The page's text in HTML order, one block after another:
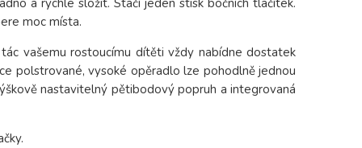
a rychle složit. Stačí jeden stisk bočních tlačítek.
moc místa.
vašemu rostoucímu dítěti vždy nabídne dostatek
polstrované, vysoké opěradlo lze pohodlně jednou
nastavitelný pětibodový popruh a integrovaná